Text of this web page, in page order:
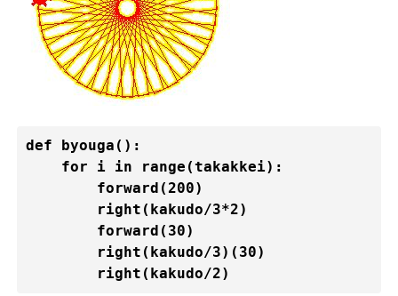
def byouga():
    for i in range(takakkei):
        forward(200)
        right(kakudo/3*2)
        forward(30)
        right(kakudo/3)(30)
        right(kakudo/2)